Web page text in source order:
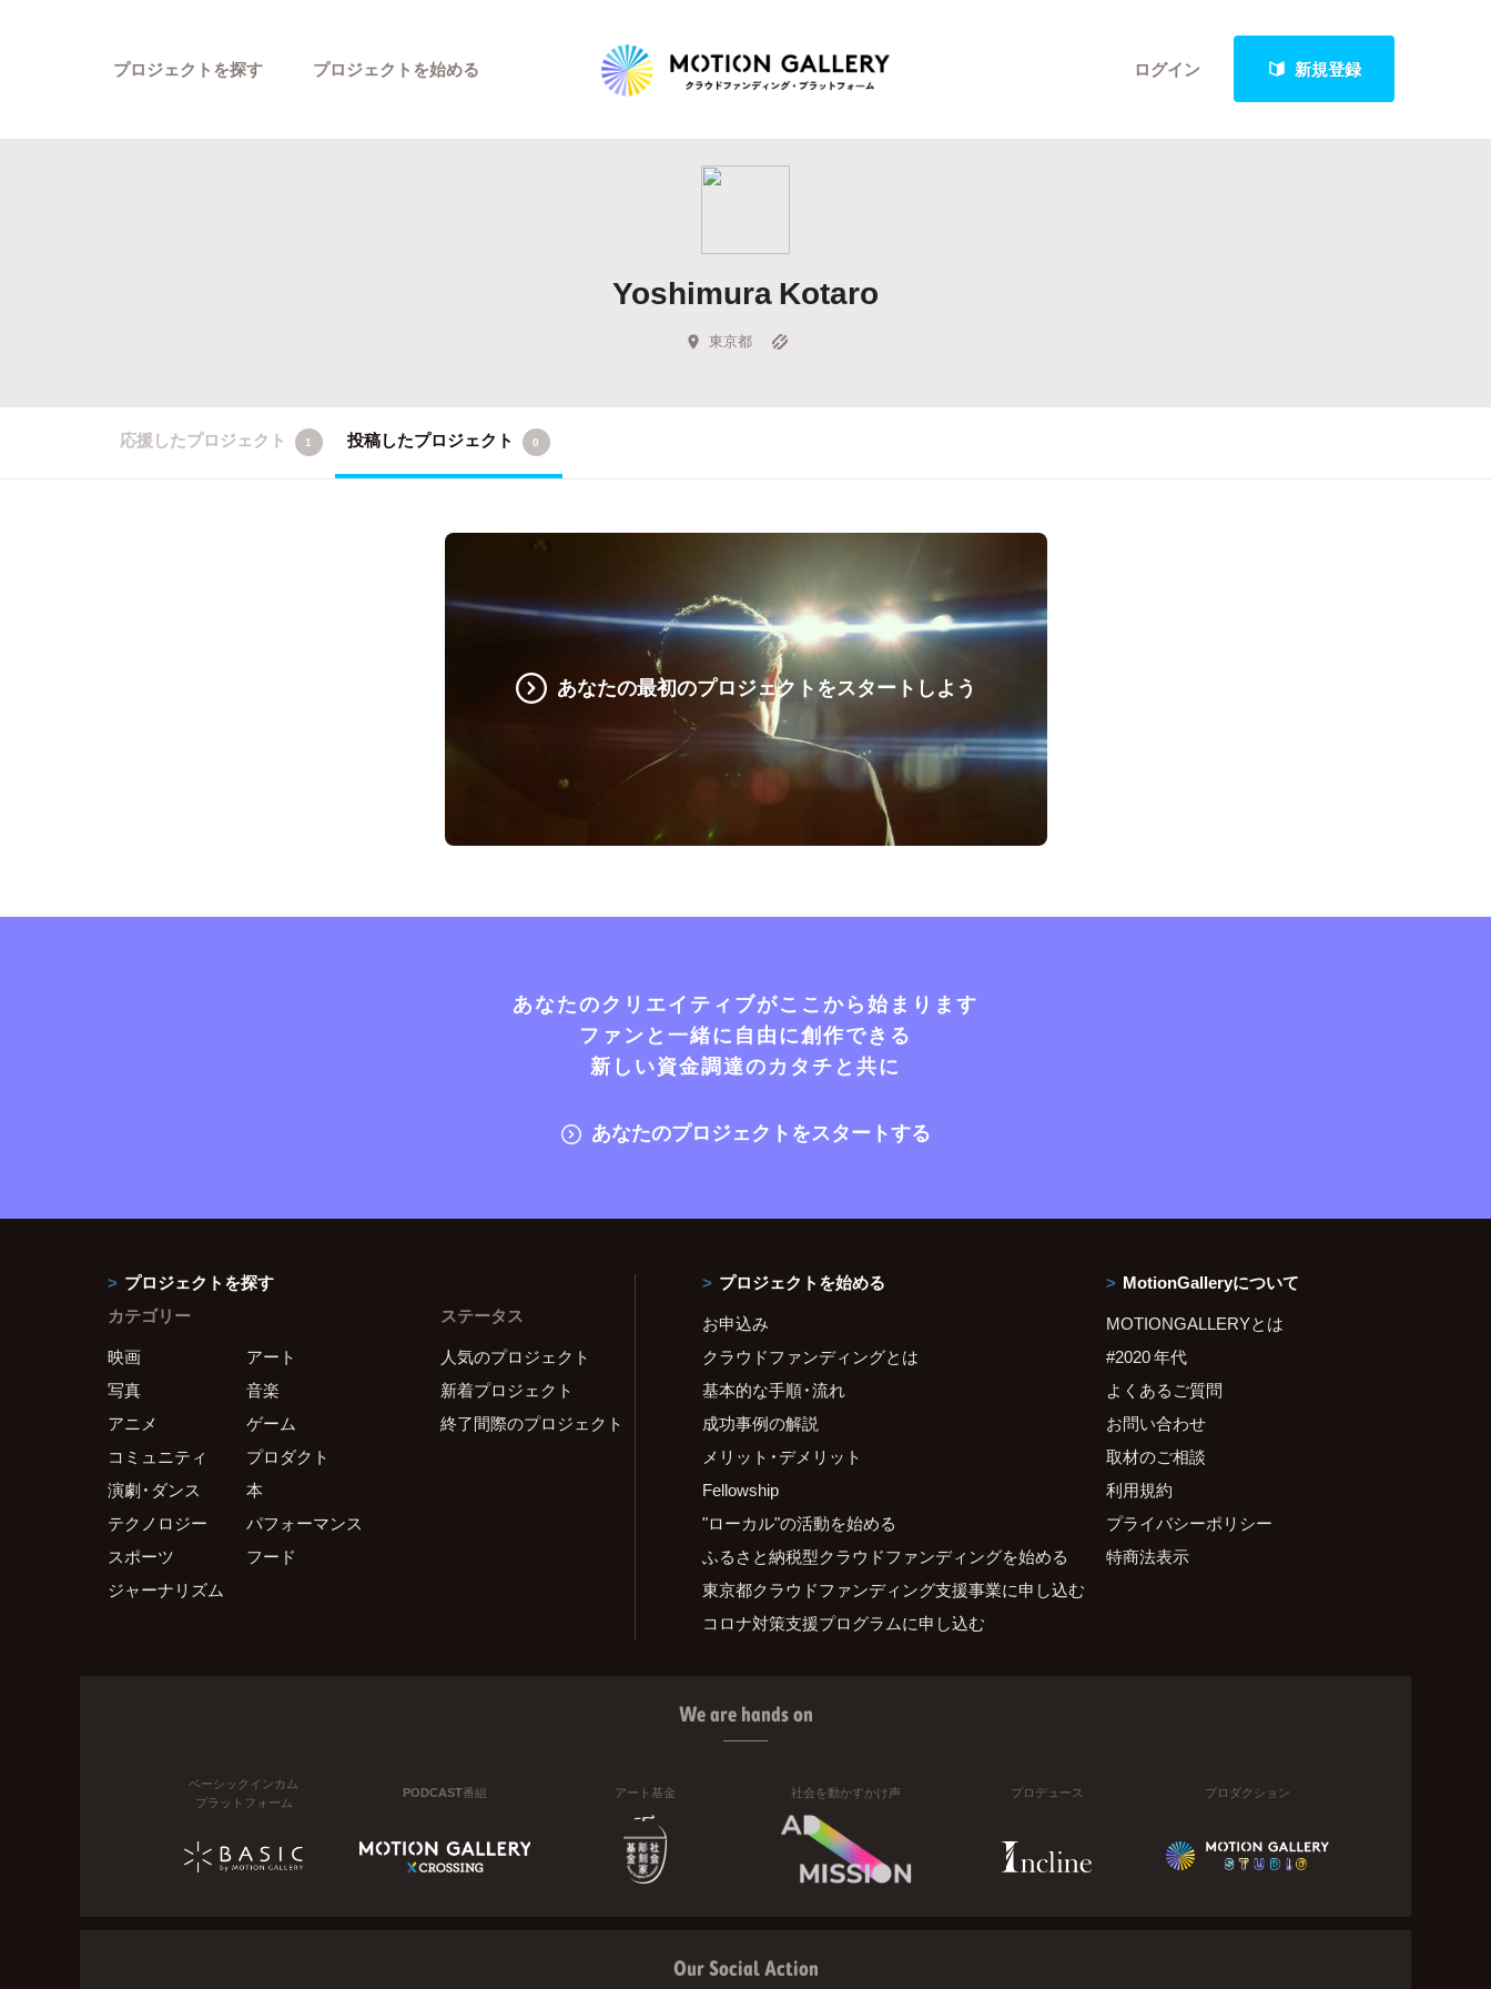
ログイン 新規登録
プロジェクトを探す
Highlight
Feature
キュレーターから探す
プロジェクトを始める
Yoshimura Kotaro
東京都
応援したプロジェクト 1 投稿したプロジェクト 0
あなたの最初のプロジェクトをスタートしよう
あなたのクリエイティブがここから始まります
ファンと一緒に自由に創作できる
新しい資金調達のカタチと共に
あなたのプロジェクトをスタートする
プロジェクトを探す
カテゴリー
映画
アート
写真
音楽
アニメ
ゲーム
コミュニティ
プロダクト
演劇・ダンス
本
テクノロジー
パフォーマンス
スポーツ
フード
ジャーナリズム
ステータス
人気のプロジェクト
新着プロジェクト
終了間際のプロジェクト
プロジェクトを始める
お申込み
クラウドファンディングとは
基本的な手順・流れ
成功事例の解説
メリット・デメリット
Fellowship
"ローカル"の活動を始める
ふるさと納税型クラウドファンディングを始める
東京都クラウドファンディング支援事業に申し込む
コロナ対策支援プログラムに申し込む
MotionGalleryについて
MOTIONGALLERYとは
#2020 年代
よくあるご質問
お問い合わせ
取材のご相談
利用規約
プライバシーポリシー
特商法表示
We are hands on
ベーシックインカム
プラットフォーム
PODCAST番組 アート基金 社会を動かすかけ声 プロデュース プロダクション
Our Social Action